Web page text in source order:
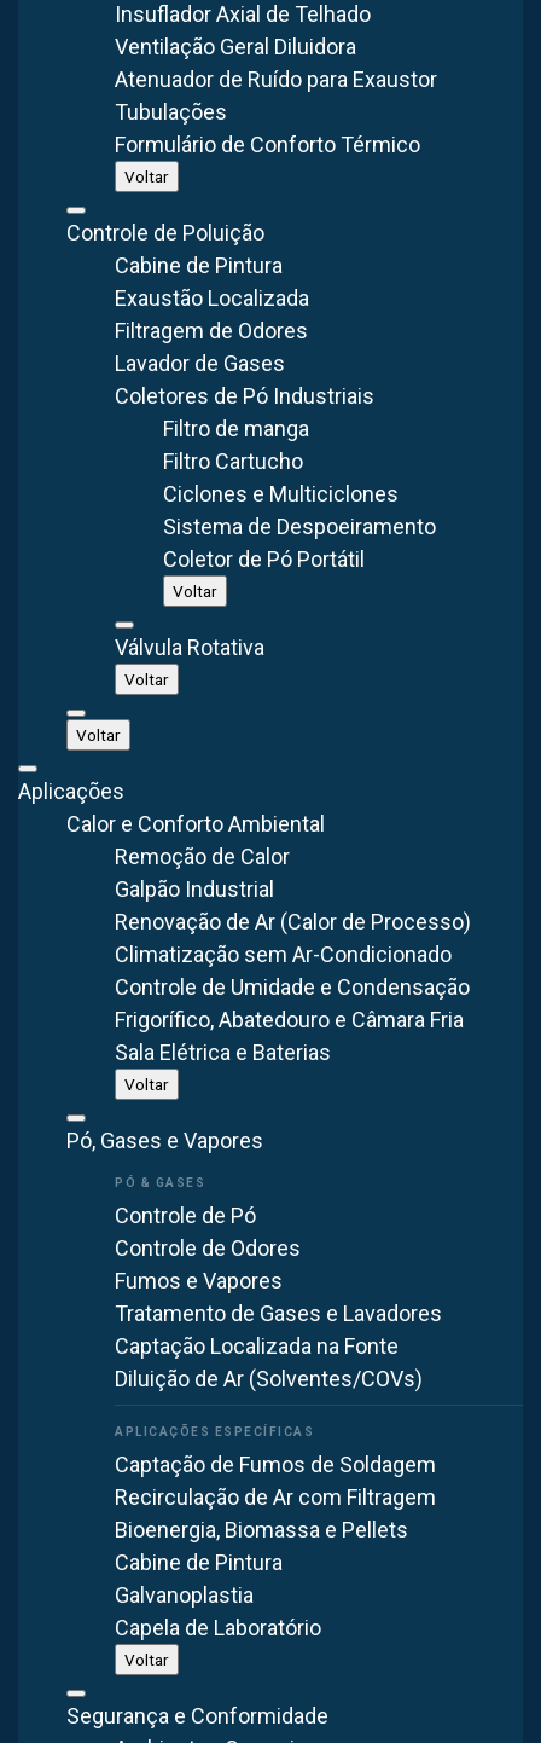
Insuflador Axial de Telhado
Ventilação Geral Diluidora
Atenuador de Ruído para Exaustor
Tubulações
Formulário de Conforto Térmico
Voltar
Controle de Poluição
Cabine de Pintura
Exaustão Localizada
Filtragem de Odores
Lavador de Gases
Coletores de Pó Industriais
Filtro de manga
Filtro Cartucho
Ciclones e Multiciclones
Sistema de Despoeiramento
Coletor de Pó Portátil
Voltar
Válvula Rotativa
Voltar
Voltar
Aplicações
Calor e Conforto Ambiental
Remoção de Calor
Galpão Industrial
Renovação de Ar (Calor de Processo)
Climatização sem Ar-Condicionado
Controle de Umidade e Condensação
Frigorífico, Abatedouro e Câmara Fria
Sala Elétrica e Baterias
Voltar
Pó, Gases e Vapores
Controle de Pó
Controle de Odores
Fumos e Vapores
Tratamento de Gases e Lavadores
Captação Localizada na Fonte
Diluição de Ar (Solventes/COVs)
Captação de Fumos de Soldagem
Recirculação de Ar com Filtragem
Bioenergia, Biomassa e Pellets
Cabine de Pintura
Galvanoplastia
Capela de Laboratório
Voltar
Segurança e Conformidade
Captores posicionadosnos pontos de geração de
particulado
Filtro de manga de maior porte
de particulados
Filtro de manga de menor porte
secundários de emissão
Redução da velocidade de entrada do ar
antes dos elementos filtrantes — maior eficiência de
retenção
O Resultado
O particulado ficouretido no tecido das mangas
eficiência superior a 99%, eliminando a contaminação do
ambiente de trabalho. O sistema com dois filtros permitiu
dimensionamento otimizado para cada ponto de captação,
reduzindo o consumo energético total.
Galeria do Projeto
O particulado na superfície das mangas filtrantes será
periodicamente removido por um jato de ar em alta
pressão, como somente uma fração da área total filtrante é
limpa de cada vez, o fluxo de ar através do coletor
permanece constante; O ar isento das partículas é
direcionado para a atmosfera.
Os particulados vão para um depósito onde se utiliza uma
válvula rotativa que são amplamente empregadas no
descarregamento e dosagem de materiais
particulados.Este equipamento permite manter um
diferencial de pressão entre sua entrada e saída,
contribuindo para a estabilidade da pressão e controle da
entrada de contaminantes.